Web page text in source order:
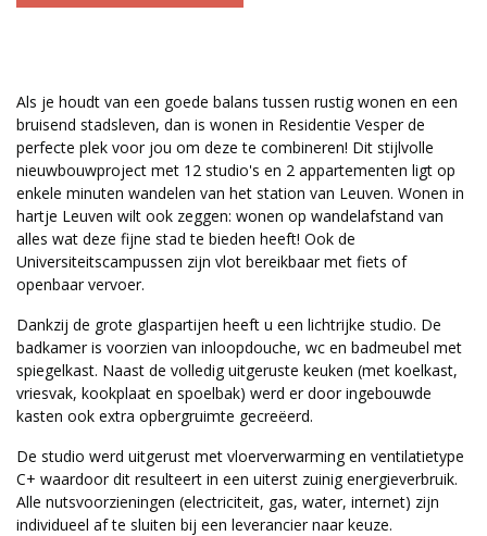
Als je houdt van een goede balans tussen rustig wonen en een
bruisend stadsleven, dan is wonen in Residentie Vesper de
perfecte plek voor jou om deze te combineren! Dit stijlvolle
nieuwbouwproject met 12 studio's en 2 appartementen ligt op
enkele minuten wandelen van het station van Leuven. Wonen in
hartje Leuven wilt ook zeggen: wonen op wandelafstand van
alles wat deze fijne stad te bieden heeft! Ook de
Universiteitscampussen zijn vlot bereikbaar met fiets of
openbaar vervoer.
Dankzij de grote glaspartijen heeft u een lichtrijke studio. De
badkamer is voorzien van inloopdouche, wc en badmeubel met
spiegelkast. Naast de volledig uitgeruste keuken (met koelkast,
vriesvak, kookplaat en spoelbak) werd er door ingebouwde
kasten ook extra opbergruimte gecreëerd.
De studio werd uitgerust met vloerverwarming en ventilatietype
C+ waardoor dit resulteert in een uiterst zuinig energieverbruik.
Alle nutsvoorzieningen (electriciteit, gas, water, internet) zijn
individueel af te sluiten bij een leverancier naar keuze.